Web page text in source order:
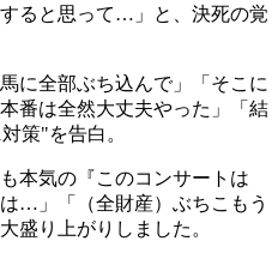
ると思って…」と、決死の覚
に全部ぶち込んで」「そこに
番は全然大丈夫やった」「結
策"を告白。
本気の『このコンサートは
…」「（全財産）ぶちこもう
盛り上がりしました。